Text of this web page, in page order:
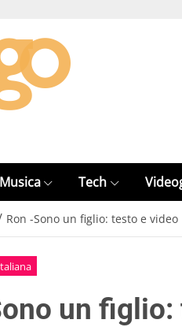
Musica Tech
Ron -Sono un figlio: testo e video
un